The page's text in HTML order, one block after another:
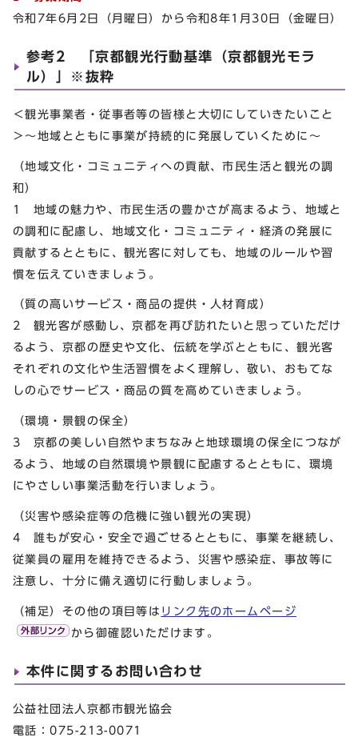
令和7年6月2日（月曜日）から令和8年1月30日（金曜日）
参考2 「京都観光行動基準（京都観光モラ
ル）」※抜粋
＜観光事業者・従事者等の皆様と大切にしていきたいこと
＞～地域とともに事業が持続的に発展していくために～
（地域文化・コミュニティへの貢献、市民生活と観光の調
和）
1 地域の魅力や、市民生活の豊かさが高まるよう、地域と
の調和に配慮し、地域文化・コミュニティ・経済の発展に
貢献するとともに、観光客に対しても、地域のルールや習
慣を伝えていきましょう。
（質の高いサービス・商品の提供・人材育成）
2 観光客が感動し、京都を再び訪れたいと思っていただけ
るよう、京都の歴史や文化、伝統を学ぶとともに、観光客
それぞれの文化や生活習慣をよく理解し、敬い、おもてな
しの心でサービス・商品の質を高めていきましょう。
（環境・景観の保全）
3 京都の美しい自然やまちなみと地球環境の保全につなが
るよう、地域の自然環境や景観に配慮するとともに、環境
にやさしい事業活動を行いましょう。
（災害や感染症等の危機に強い観光の実現）
4 誰もが安心・安全で過ごせるとともに、事業を継続し、
従業員の雇用を維持できるよう、災害や感染症、事故等に
注意し、十分に備え適切に行動しましょう。
（補足）その他の項目等は リンク先のホームページ
から御確認いただけます。
本件に関するお問い合わせ
公益社団法人京都市観光協会
電話：075-213-0071